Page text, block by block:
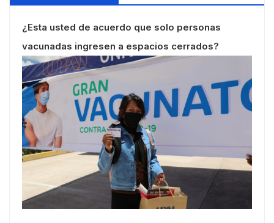
¿Esta usted de acuerdo que solo personas
vacunadas ingresen a espacios cerrados?